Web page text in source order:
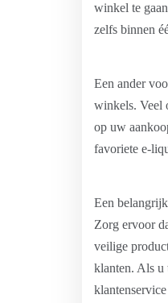
winkel te
zelfs binnen
Een ander
winkels. Veel
op uw
favoriete e-
Een
Zorg ervoor
veilige
klanten. Als u